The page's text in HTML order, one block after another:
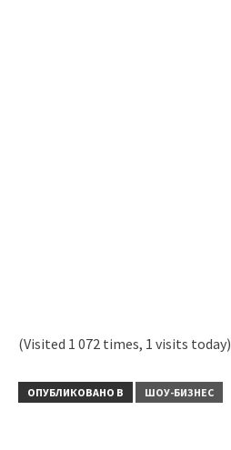
(Visited 1 072 times, 1 visits today)
ОПУБЛИКОВАНО В ШОУ-БИЗНЕС